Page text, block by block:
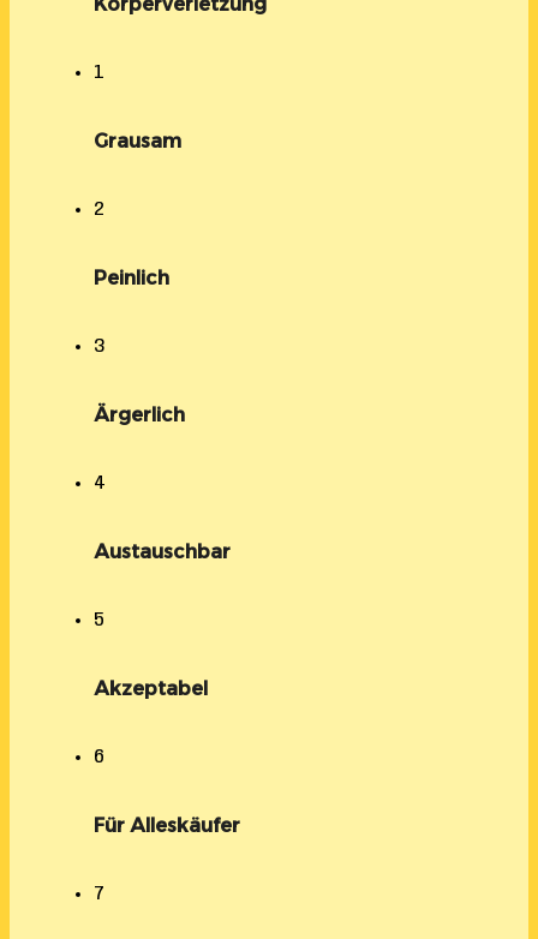
1
Grausam
2
Peinlich
3
Ärgerlich
4
Austauschbar
5
Akzeptabel
6
Für Alleskäufer
7